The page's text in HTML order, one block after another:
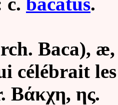
Baca),
célébrait
ης.